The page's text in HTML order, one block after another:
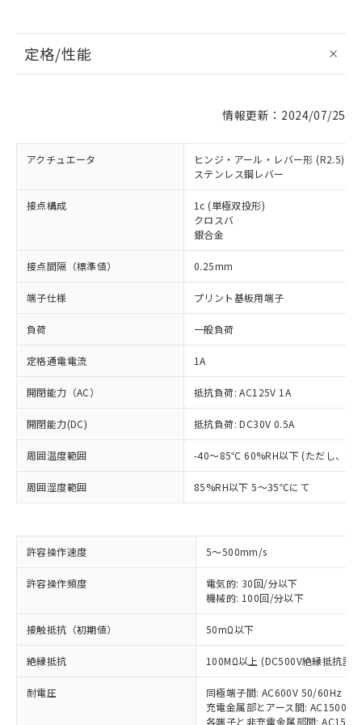
定格/性能
情報更新：2024/07/25
アクチュエータ
ヒンジ・アール・レバー形 (R2.5)
ステンレス鋼レバー
接点構成
1c (単極双投形)
クロスバ
銀合金
接点間隔（標準値） 0.25mm
端子仕様 プリント基板用端子
負荷 一般負荷
定格通電電流 1A
開閉能力（AC） 抵抗負荷: AC125V 1A
開閉能力(DC) 抵抗負荷: DC30V 0.5A
周囲温度範囲 -40～85℃ 60%RH以下 (ただし、氷
周囲湿度範囲 85%RH以下 5～35℃にて
許容操作速度 5～500mm/s
許容操作頻度
電気的: 30回/分以下
機械的: 100回/分以下
接触抵抗（初期値） 50mΩ以下
絶縁抵抗 100MΩ以上 (DC500V絶縁抵抗計
耐電圧
同極端子間: AC600V 50/60Hz
充電金属部とアース間: AC1500V
各端子と非充電金属部間:
※1 対応状況
対応済み：EU RoHS指令（10物質）の
非含有に対応した製品が提供可能な商品で
対応予定：EU RoHS指令（10物質）の非含
有に対応した製品に切り替える予定のある
対応予定なし：EU RoHS指令（10物質）の